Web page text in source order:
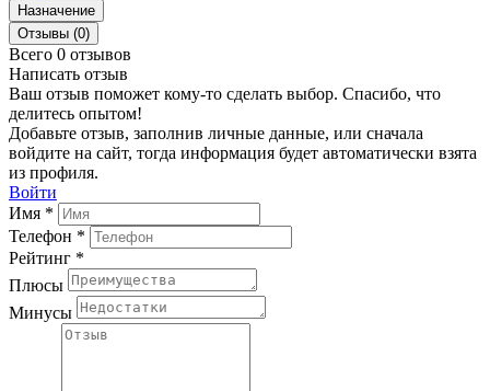
Назначение
Отзывы (0)
Всего 0 отзывов
Написать отзыв
Ваш отзыв поможет кому-то сделать выбор. Спасибо, что
делитесь опытом!
Добавьте отзыв, заполнив личные данные, или сначала
войдите на сайт, тогда информация будет автоматически взята
из профиля.
Войти
Имя *
Телефон *
Рейтинг *
Плюсы
Минусы